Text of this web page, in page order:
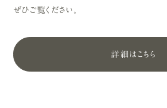
ぜひご覧ください。
詳細はこちら